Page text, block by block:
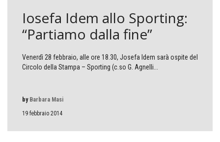
Iosefa Idem allo Sporting:
“Partiamo dalla fine”
Venerdì 28 febbraio, alle ore 18.30, Josefa Idem sarà ospite del
Circolo della Stampa – Sporting (c.so G. Agnelli...
19 febbraio 2014
by Barbara Masi